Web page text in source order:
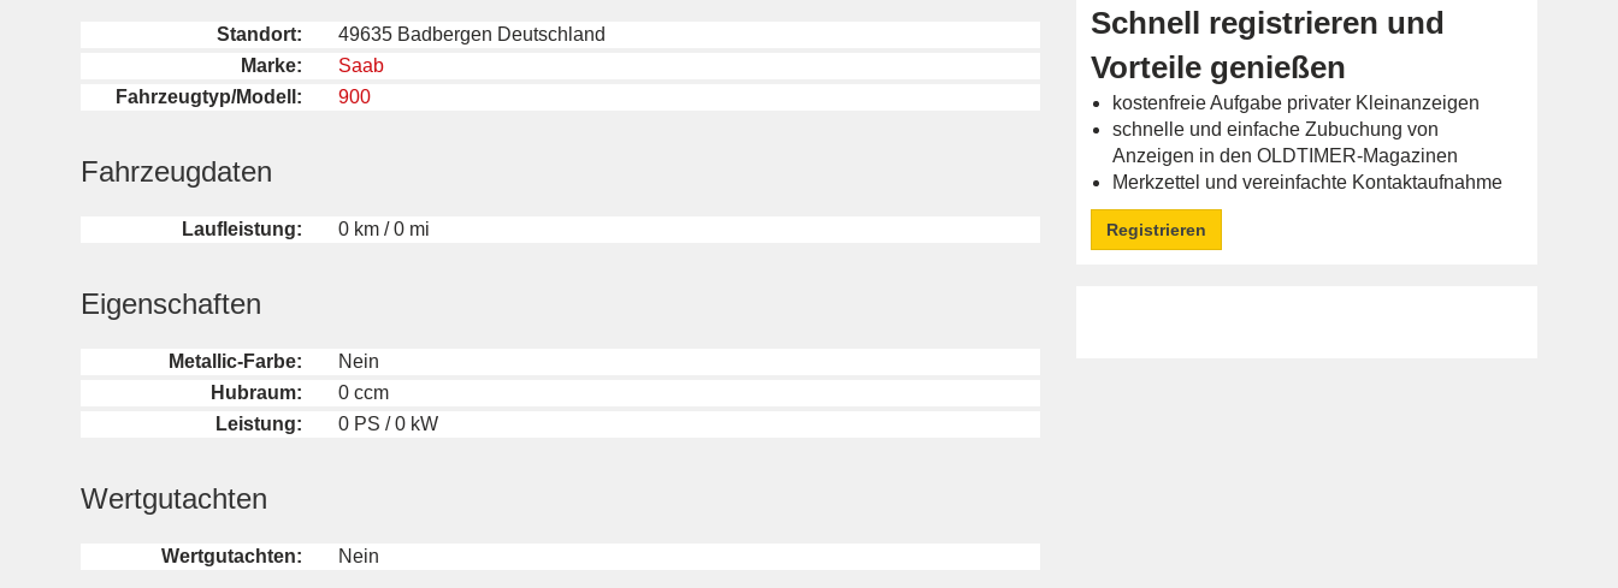
Standort:
49635 Badbergen Deutschland
Marke:
Saab
Fahrzeugtyp/Modell:
900
Fahrzeugdaten
Laufleistung: 0 km / 0 mi
Eigenschaften
Metallic-Farbe:
Nein
Hubraum:
0 ccm
Leistung:
0 PS / 0 kW
Wertgutachten
Wertgutachten: Nein
Schnell registrieren und
Vorteile genießen
kostenfreie Aufgabe privater Kleinanzeigen
schnelle und einfache Zubuchung von
Anzeigen in den OLDTIMER-Magazinen
Merkzettel und vereinfachte Kontaktaufnahme
Registrieren